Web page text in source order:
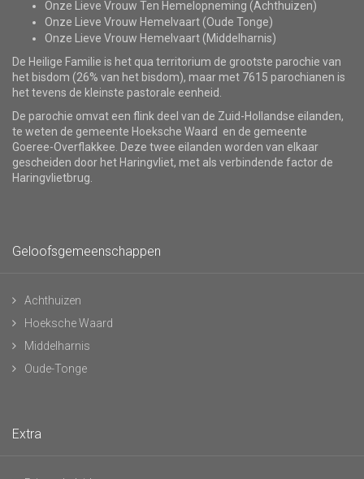
Onze Lieve Vrouw Ten Hemelopneming (Achthuizen)
Onze Lieve Vrouw Hemelvaart (Oude Tonge)
Onze Lieve Vrouw Hemelvaart (Middelharnis)
De Heilige Familie is het qua territorium de grootste parochie van
het bisdom (26% van het bisdom), maar met 7615 parochianen is
het tevens de kleinste pastorale eenheid.
De parochie omvat een flink deel van de Zuid-Hollandse eilanden,
te weten de gemeente Hoeksche Waard en de gemeente
Goeree-Overflakkee. Deze twee eilanden worden van elkaar
gescheiden door het Haringvliet, met als verbindende factor de
Haringvlietbrug.
Geloofsgemeenschappen
Achthuizen
Hoeksche Waard
Middelharnis
Oude-Tonge
Extra